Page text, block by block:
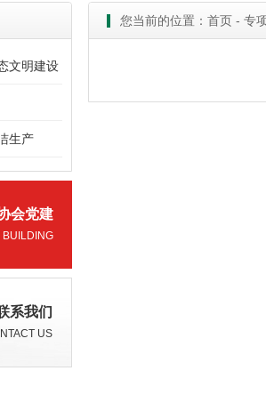
文明建设
生产
会党建
BUILDING
系我们
US
您当前的位置： 首页 - 专